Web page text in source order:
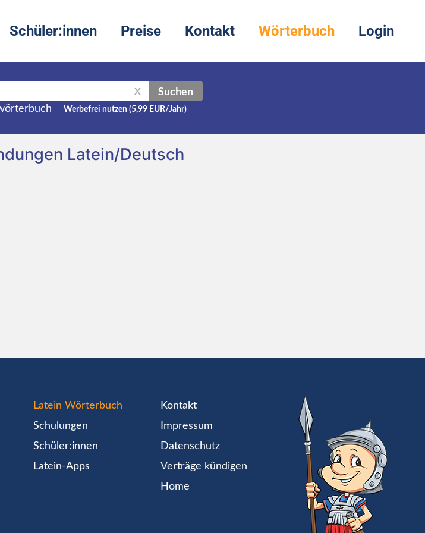
Schüler:innen Preise Kontakt Wörterbuch Login
X Suchen
Werbefrei nutzen (5,99 EUR/Jahr)
Latein/Deutsch
Latein Wörterbuch
Schulungen
Schüler:innen
Latein-Apps
Kontakt
Impressum
Datenschutz
Verträge kündigen
Home